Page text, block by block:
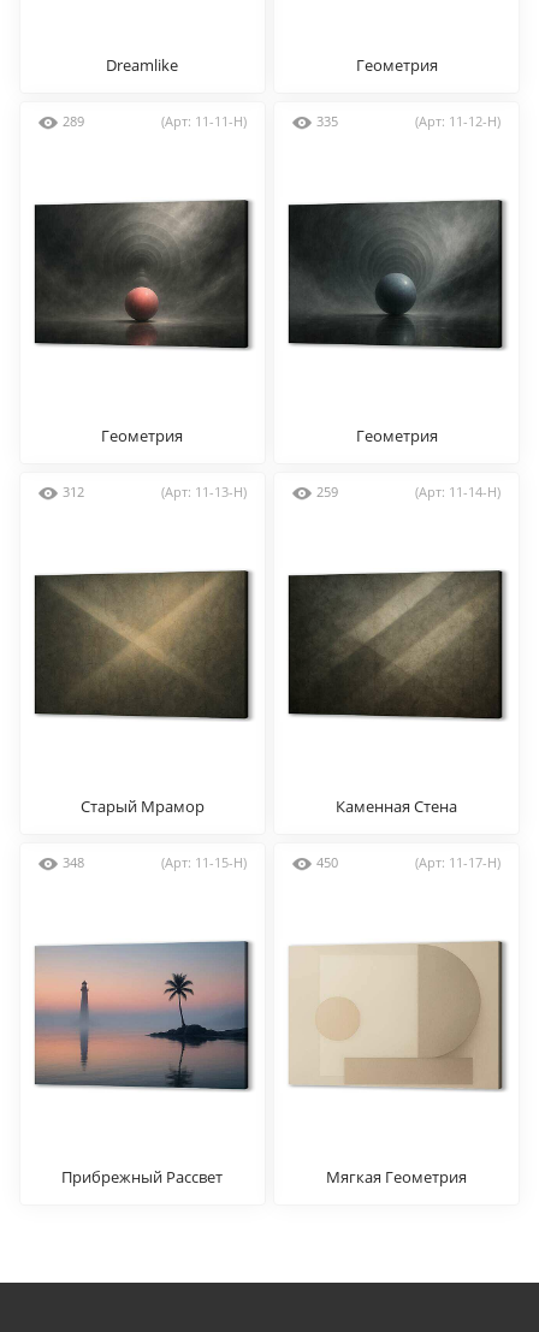
Dreamlike Геометрия
289 (Арт: 11-11-H)
Геометрия
335 (Арт: 11-12-H)
Геометрия
312 (Арт: 11-13-H)
Старый Мрамор
259 (Арт: 11-14-H)
Каменная Стена
348 (Арт: 11-15-H)
Прибрежный Рассвет
450 (Арт: 11-17-H)
Мягкая Геометрия